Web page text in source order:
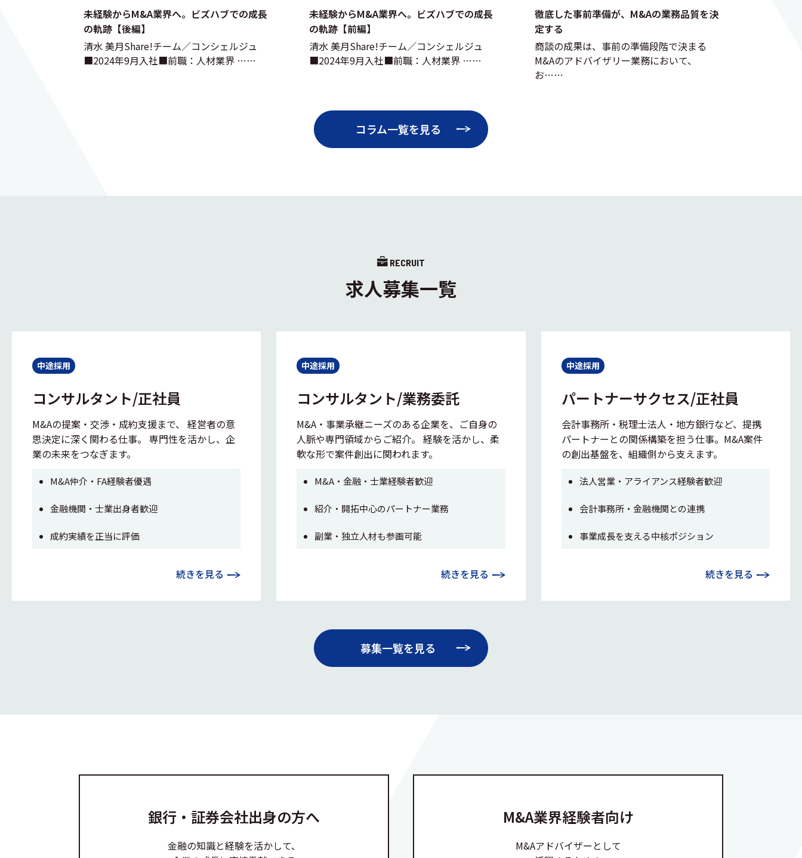
未経験からM&A業界へ。ビズハブでの成長
の軌跡【後編】
清水 美月Share!チーム／コンシェルジュ
■2024年9月入社■前職：人材業界 ……
未経験からM&A業界へ。ビズハブでの成長
の軌跡【前編】
清水 美月Share!チーム／コンシェルジュ
■2024年9月入社■前職：人材業界 ……
徹底した事前準備が、M&Aの業務品質を決
定する
商談の成果は、事前の準備段階で決まる
M&Aのアドバイザリー業務において、
お……
コラム一覧を見る
RECRUIT
求人募集一覧
中途採用
コンサルタント/正社員
M&Aの提案・交渉・成約支援まで、 経営者の意
思決定に深く関わる仕事。 専門性を活かし、企
業の未来をつなぎます。
M&A仲介・FA経験者優遇
金融機関・士業出身者歓迎
成約実績を正当に評価
続きを見る
中途採用
コンサルタント/業務委託
M&A・事業承継ニーズのある企業を、ご自身の
人脈や専門領域からご紹介。 経験を活かし、柔
軟な形で案件創出に関われます。
M&A・金融・士業経験者歓迎
紹介・開拓中心のパートナー業務
副業・独立人材も参画可能
続きを見る
中途採用
パートナーサクセス/正社員
会計事務所・税理士法人・地方銀行など、提携
パートナーとの関係構築を担う仕事。M&A案件
の創出基盤を、組織側から支えます。
法人営業・アライアンス経験者歓迎
会計事務所・金融機関との連携
事業成長を支える中核ポジション
続きを見る
募集一覧を見る
銀行・証券会社出身の方へ
金融の知識と経験を活かして、
M&A業界経験者向け
M&Aアドバイザーとして